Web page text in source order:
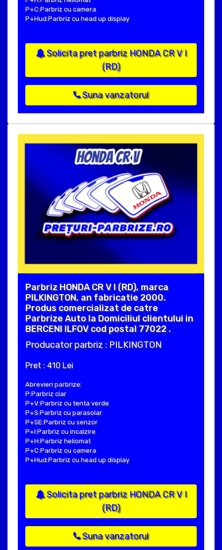
P+C:Parbriz cu camera
P+Hud:Parbriz cu head up display
Solicita pret parbriz HONDA CR V I
(RD)
Suna vanzatorul
Parbriz HONDA CR V I (RD), marca
PILKINGTON, an fabricatie 2000.
Produs comercializat de catre
Parbrize Auto la Domiciliul clientului in
BERCENI ILFOV cod postal 77022 .
Producator parbriz : PILKINGTON
Pret : 410 Lei
Abrevieri parbrize:
P:Parbriz clar
P+V:Parbriz cu tenta verde
P+S:Parbriz cu parasolar
P+SE:Parbriz cu senzor
P+I:Parbriz cu incalzire
P+H:Parbriz heliomat
P+C:Parbriz cu camera
P+Hud:Parbriz cu head up display
Solicita pret parbriz HONDA CR V I
(RD)
Suna vanzatorul